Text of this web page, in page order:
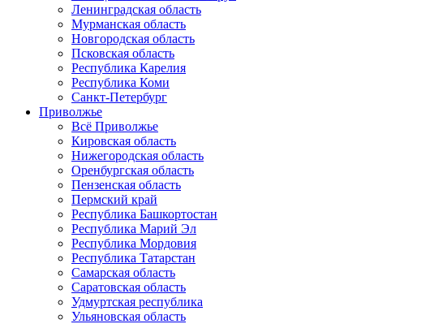
Ленинградская область
Мурманская область
Новгородская область
Псковская область
Республика Карелия
Республика Коми
Санкт-Петербург
Приволжье
Всё Приволжье
Кировская область
Нижегородская область
Оренбургская область
Пензенская область
Пермский край
Республика Башкортостан
Республика Марий Эл
Республика Мордовия
Республика Татарстан
Самарская область
Саратовская область
Удмуртская республика
Ульяновская область